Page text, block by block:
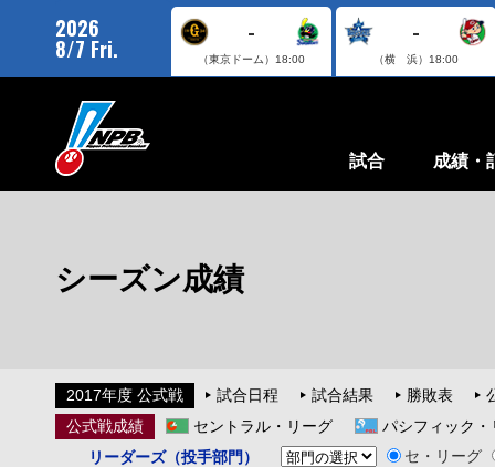
2026
8/7 Fri.
-
（東京ドーム） 18:00
-
（横 浜） 18:00
試合 成績・
シーズン成績
2017年度 公式戦 試合日程 試合結果 勝敗表
公式戦成績
セントラル・リーグ
パシフィック・
リーダーズ（投手部門）
セ・リーグ